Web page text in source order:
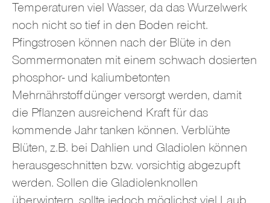
Temperaturen viel Wasser, da das Wurzelwerk
noch nicht so tief in den Boden reicht.
Pfingstrosen können nach der Blüte in den
Sommermonaten mit einem schwach dosierten
phosphor- und kaliumbetonten
Mehrnährstoffdünger versorgt werden, damit
die Pflanzen ausreichend Kraft für das
kommende Jahr tanken können. Verblühte
Blüten, z.B. bei Dahlien und Gladiolen können
herausgeschnitten bzw. vorsichtig abgezupft
werden. Sollen die Gladiolenknollen